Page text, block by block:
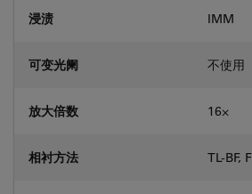
浸渍 IMM
可变光阑 不使用
放大倍数 16⨉
相衬方法 TL-BF,